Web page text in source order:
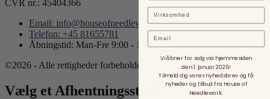
CVR nr.: 45404366
Email: info@houseofneedlework.com
Telefon: +45 81655781
Åbningstid: Man-Fre 9:00 - 15:00
©2026 - Alle rettigheder forbeholdes.
Vælg et Afhentningssted
Email
Vi åbner for salg via hjemmesiden
den 1. januar 2026!
Tilmeld dig vores nyhedsbrev og få
nyheder og tilbud fra House of
Needlework.